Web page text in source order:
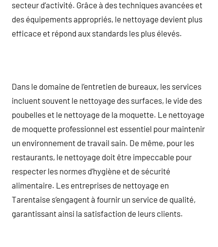
secteur d’activité. Grâce à des techniques avancées et
des équipements appropriés, le nettoyage devient plus
efficace et répond aux standards les plus élevés.
Dans le domaine de l’entretien de bureaux, les services
incluent souvent le nettoyage des surfaces, le vide des
poubelles et le nettoyage de la moquette. Le nettoyage
de moquette professionnel est essentiel pour maintenir
un environnement de travail sain. De même, pour les
restaurants, le nettoyage doit être impeccable pour
respecter les normes d’hygiène et de sécurité
alimentaire. Les entreprises de nettoyage en
Tarentaise s’engagent à fournir un service de qualité,
garantissant ainsi la satisfaction de leurs clients.